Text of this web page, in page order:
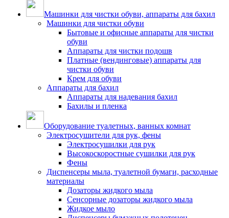
Машинки для чистки обуви, аппараты для бахил
Машинки для чистки обуви
Бытовые и офисные аппараты для чистки
обуви
Аппараты для чистки подошв
Платные (вендинговые) аппараты для
чистки обуви
Крем для обуви
Аппараты для бахил
Аппараты для надевания бахил
Бахилы и пленка
Оборудование туалетных, ванных комнат
Электросушители для рук, фены
Электросушилки для рук
Высокоскоростные сушилки для рук
Фены
Диспенсеры мыла, туалетной бумаги, расходные
материалы
Дозаторы жидкого мыла
Сенсорные дозаторы жидкого мыла
Жидкое мыло